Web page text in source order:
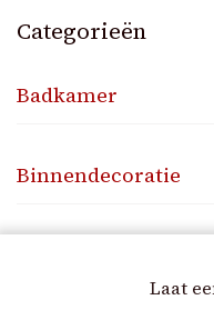
Laat
Categorieën
Badkamer
Binnendecoratie